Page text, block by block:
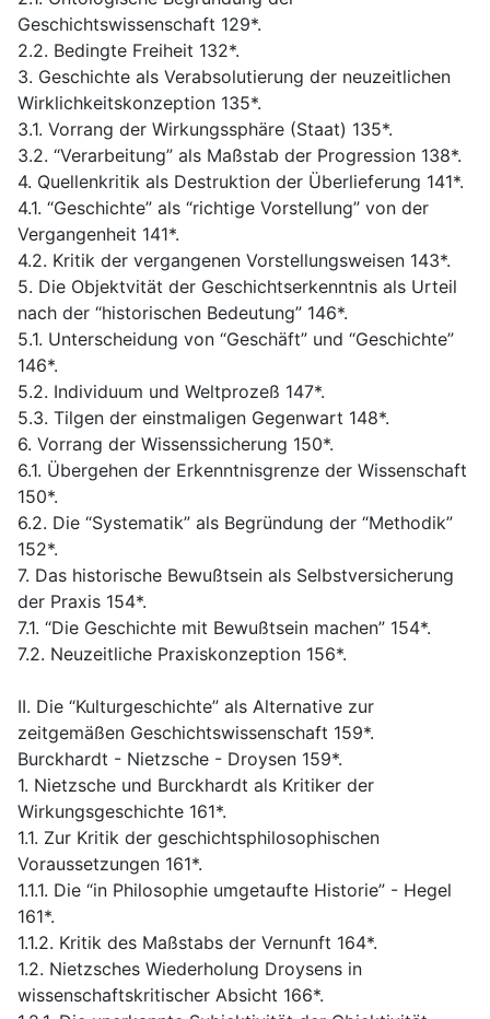
Geschichtswissenschaft 129*.
2.2. Bedingte Freiheit 132*.
3. Geschichte als Verabsolutierung der neuzeitlichen
Wirklichkeitskonzeption 135*.
3.1. Vorrang der Wirkungssphäre (Staat) 135*.
3.2. “Verarbeitung” als Maßstab der Progression 138*.
4. Quellenkritik als Destruktion der Überlieferung 141*.
4.1. “Geschichte” als “richtige Vorstellung” von der
Vergangenheit 141*.
4.2. Kritik der vergangenen Vorstellungsweisen 143*.
5. Die Objektvität der Geschichtserkenntnis als Urteil
nach der “historischen Bedeutung” 146*.
5.1. Unterscheidung von “Geschäft” und “Geschichte”
146*.
5.2. Individuum und Weltprozeß 147*.
5.3. Tilgen der einstmaligen Gegenwart 148*.
6. Vorrang der Wissenssicherung 150*.
6.1. Übergehen der Erkenntnisgrenze der Wissenschaft
150*.
6.2. Die “Systematik” als Begründung der “Methodik”
152*.
7. Das historische Bewußtsein als Selbstversicherung
der Praxis 154*.
7.1. “Die Geschichte mit Bewußtsein machen” 154*.
7.2. Neuzeitliche Praxiskonzeption 156*.
II. Die “Kulturgeschichte” als Alternative zur
zeitgemäßen Geschichtswissenschaft 159*.
Burckhardt - Nietzsche - Droysen 159*.
1. Nietzsche und Burckhardt als Kritiker der
Wirkungsgeschichte 161*.
1.1. Zur Kritik der geschichtsphilosophischen
Voraussetzungen 161*.
1.1.1. Die “in Philosophie umgetaufte Historie” - Hegel
161*.
1.1.2. Kritik des Maßstabs der Vernunft 164*.
1.2. Nietzsches Wiederholung Droysens in
wissenschaftskritischer Absicht 166*.